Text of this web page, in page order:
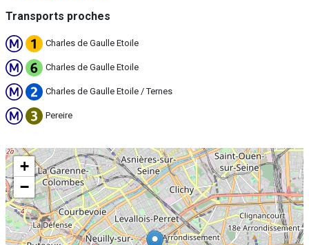
Transports proches
Charles de Gaulle Etoile
Charles de Gaulle Etoile
Charles de Gaulle Etoile / Ternes
Pereire
+
−